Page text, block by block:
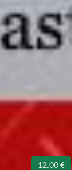
12.00 €